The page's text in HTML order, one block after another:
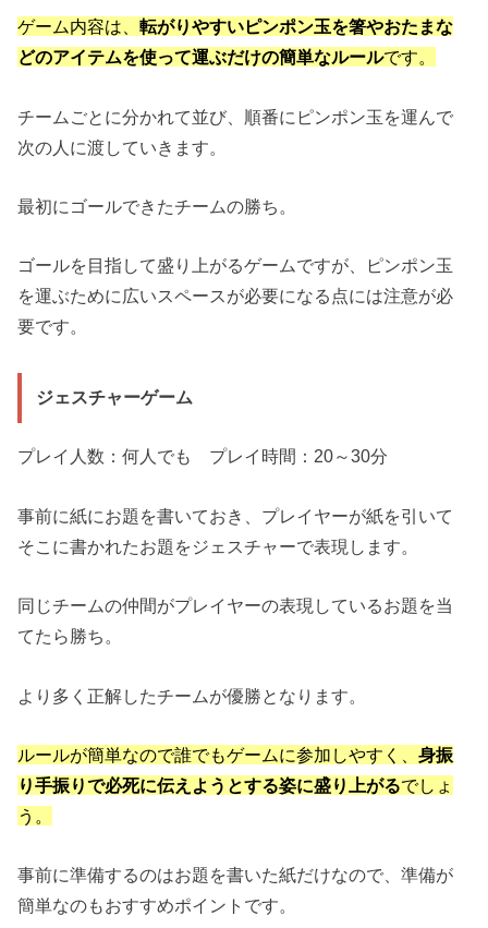
ゲーム内容は、転がりやすいピンポン玉を箸やおたまな
どのアイテムを使って運ぶだけの簡単なルールです。
チームごとに分かれて並び、順番にピンポン玉を運んで
次の人に渡していきます。
最初にゴールできたチームの勝ち。
ゴールを目指して盛り上がるゲームですが、ピンポン玉
を運ぶために広いスペースが必要になる点には注意が必
要です。
ジェスチャーゲーム
プレイ人数：何人でも プレイ時間：20～30分
事前に紙にお題を書いておき、プレイヤーが紙を引いて
そこに書かれたお題をジェスチャーで表現します。
同じチームの仲間がプレイヤーの表現しているお題を当
てたら勝ち。
より多く正解したチームが優勝となります。
ルールが簡単なので誰でもゲームに参加しやすく、身振
り手振りで必死に伝えようとする姿に盛り上がるでしょ
う。
事前に準備するのはお題を書いた紙だけなので、準備が
簡単なのもおすすめポイントです。